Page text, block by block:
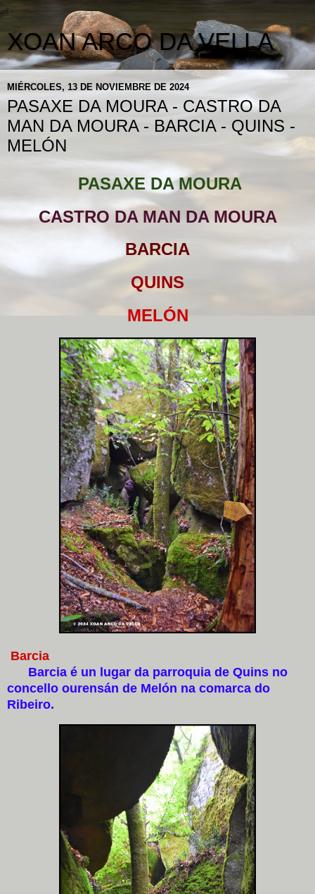
XOAN ARCO DA VELLA
MIÉRCOLES, 13 DE NOVIEMBRE DE 2024
PASAXE DA MOURA - CASTRO DA
MAN DA MOURA - BARCIA - QUINS -
MELÓN
PASAXE DA MOURA
CASTRO DA MAN DA MOURA
BARCIA
QUINS
MELÓN
Barcia
Barcia é un lugar da parroquia de Quins no
concello ourensán de Melón na comarca do
Ribeiro.